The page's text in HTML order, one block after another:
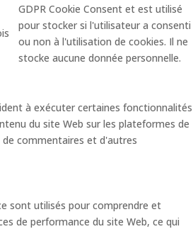
GDPR Cookie Consent et est utilisé
pour stocker si l'utilisateur a consenti
ou non à l'utilisation de cookies. Il ne
stocke aucune donnée personnelle.
à exécuter certaines fonctionnalités
du site Web sur les plateformes de
commentaires et d'autres
sont utilisés pour comprendre et
de performance du site Web, ce qui